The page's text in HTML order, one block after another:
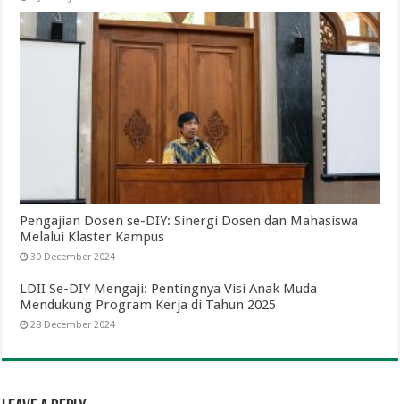
Pengajian Dosen se-DIY: Sinergi Dosen dan Mahasiswa
Melalui Klaster Kampus
30 December 2024
LDII Se-DIY Mengaji: Pentingnya Visi Anak Muda
Mendukung Program Kerja di Tahun 2025
28 December 2024